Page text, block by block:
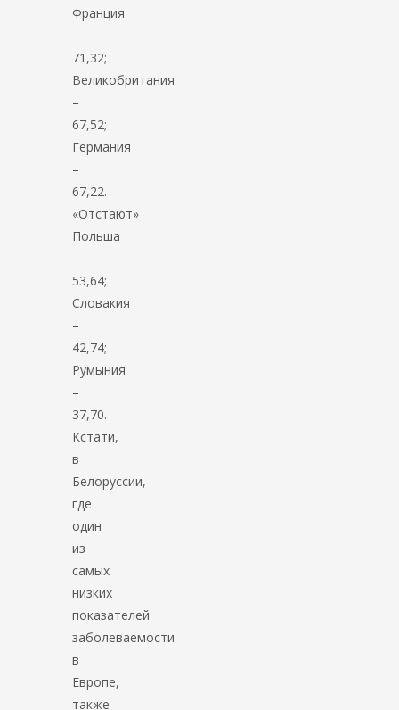
Франция
–
71,32;
Великобритания
–
67,52;
Германия
–
67,22.
«Отстают»
Польша
–
53,64;
Словакия
–
42,74;
Румыния
–
37,70.
Кстати,
в
Белоруссии,
где
один
из
самых
низких
показателей
заболеваемости
в
Европе,
также